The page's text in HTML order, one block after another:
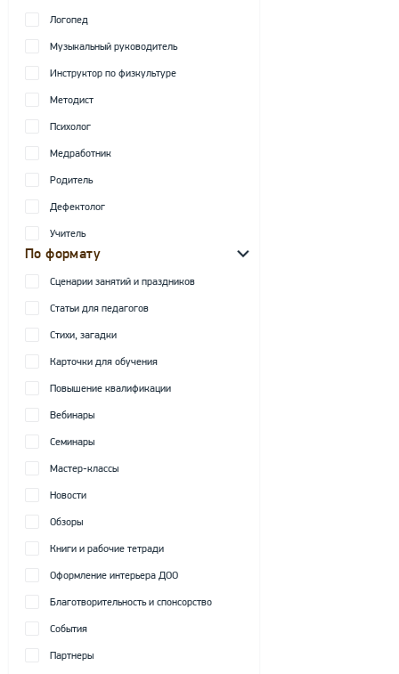
Логопед
Музыкальный руководитель
Инструктор по физкультуре
Методист
Психолог
Медработник
Родитель
Дефектолог
Учитель
По формату
Сценарии занятий и праздников
Статьи для педагогов
Стихи, загадки
Карточки для обучения
Повышение квалификации
Вебинары
Семинары
Мастер-классы
Новости
Обзоры
Книги и рабочие тетради
Оформление интерьера ДОО
Благотворительность и спонсорство
События
Партнеры